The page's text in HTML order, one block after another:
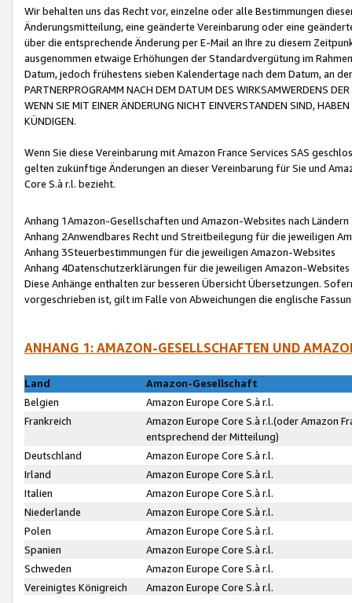
Wir behalten uns das Recht vor, einzelne oder alle Bestimmungen
Änderungsmitteilung, eine geänderte Vereinbarung oder eine
über die entsprechende Änderung per E-Mail an Ihre zu diesem
ausgenommen etwaige Erhöhungen der Standardvergütung im
Datum, jedoch frühestens sieben Kalendertage nach dem Datum, an
PARTNERPROGRAMM NACH DEM DATUM DES WIRKSAMWERDENS
WENN SIE MIT EINER ÄNDERUNG NICHT EINVERSTANDEN SIND,
KÜNDIGEN.
Wenn Sie diese Vereinbarung mit Amazon France Services SAS
gelten zukünftige Änderungen an dieser Vereinbarung für Sie und
Core S.à r.l. bezieht.
Anhang 1Amazon-Gesellschaften und Amazon-Websites nach Ländern
Anhang 2Anwendbares Recht und Streitbeilegung für die jeweiligen
Anhang 3Steuerbestimmungen für die jeweiligen Amazon-Websites
Anhang 4Datenschutzerklärungen für die jeweiligen Amazon-Websites
Diese Anhänge enthalten zur besseren Übersicht Übersetzungen.
vorgeschrieben ist, gilt im Falle von Abweichungen die englische
ANHANG 1: AMAZON-GESELLSCHAFTEN UND
Land
Amazon-Gesellschaft
Belgien
Amazon Europe Core S.à r.l.
Frankreich
Amazon Europe Core S.à r.l.(oder Amazon
entsprechend der Mitteilung)
Deutschland
Amazon Europe Core S.à r.l.
Irland
Amazon Europe Core S.à r.l.
Italien
Amazon Europe Core S.à r.l.
Niederlande
Amazon Europe Core S.à r.l.
Polen
Amazon Europe Core S.à r.l.
Spanien
Amazon Europe Core S.à r.l.
Schweden
Amazon Europe Core S.à r.l.
Vereinigtes Königreich
Amazon Europe Core S.à r.l.